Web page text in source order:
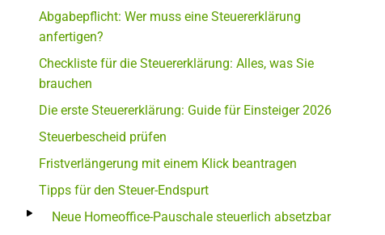
Abgabepflicht: Wer muss eine Steuererklärung
anfertigen?
Checkliste für die Steuererklärung: Alles, was Sie
brauchen
Die erste Steuererklärung: Guide für Einsteiger 2026
Steuerbescheid prüfen
Fristverlängerung mit einem Klick beantragen
Tipps für den Steuer-Endspurt
Neue Homeoffice-Pauschale steuerlich absetzbar